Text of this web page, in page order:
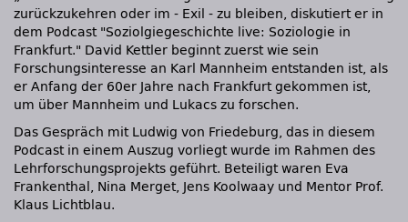
zurückzukehren oder im - Exil - zu bleiben, diskutiert er in
dem Podcast "Soziolgiegeschichte live: Soziologie in
Frankfurt." David Kettler beginnt zuerst wie sein
Forschungsinteresse an Karl Mannheim entstanden ist, als
er Anfang der 60er Jahre nach Frankfurt gekommen ist,
um über Mannheim und Lukacs zu forschen.
Das Gespräch mit Ludwig von Friedeburg, das in diesem
Podcast in einem Auszug vorliegt wurde im Rahmen des
Lehrforschungsprojekts geführt. Beteiligt waren Eva
Frankenthal, Nina Merget, Jens Koolwaay und Mentor Prof.
Klaus Lichtblau.